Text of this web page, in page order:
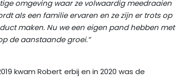
omgeving waar ze volwaardig meedraaien
als een familie ervaren en ze zijn er trots op
maken. Nu we een eigen pand hebben met
de aanstaande groei.”
kwam Robert erbij en in 2020 was de